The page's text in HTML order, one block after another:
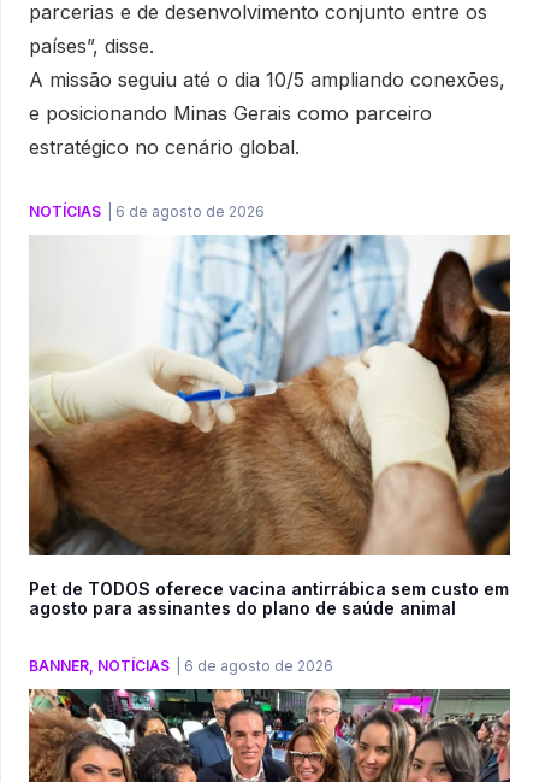
parcerias e de desenvolvimento conjunto entre os
países”, disse.
A missão seguiu até o dia 10/5 ampliando conexões,
e posicionando Minas Gerais como parceiro
estratégico no cenário global.
NOTÍCIAS 6 de agosto de 2026
Pet de TODOS oferece vacina antirrábica sem custo em
agosto para assinantes do plano de saúde animal
BANNER, NOTÍCIAS 6 de agosto de 2026